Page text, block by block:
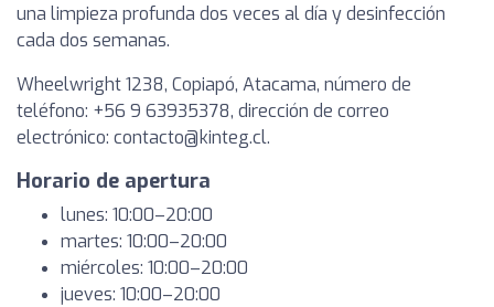
una limpieza profunda dos veces al día y desinfección
cada dos semanas.
Wheelwright 1238, Copiapó, Atacama, número de
teléfono: +56 9 63935378, dirección de correo
electrónico: contacto@kinteg.cl.
Horario de apertura
lunes: 10:00–20:00
martes: 10:00–20:00
miércoles: 10:00–20:00
jueves: 10:00–20:00